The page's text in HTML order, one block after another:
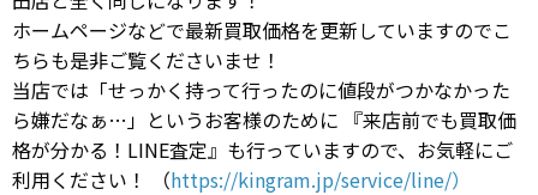
ホームページなどで最新買取価格を更新していますのでこ
ちらも是非ご覧くださいませ！
当店では「せっかく持って行ったのに値段がつかなかった
ら嫌だなぁ…」というお客様のために 『来店前でも買取価
格が分かる！LINE査定』も行っていますので、お気軽にご
利用ください！ （https://kingram.jp/service/line/）